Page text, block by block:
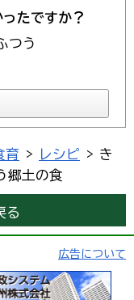
たですか？
つう
育 > レシピ > き
郷土の食
る
広告について